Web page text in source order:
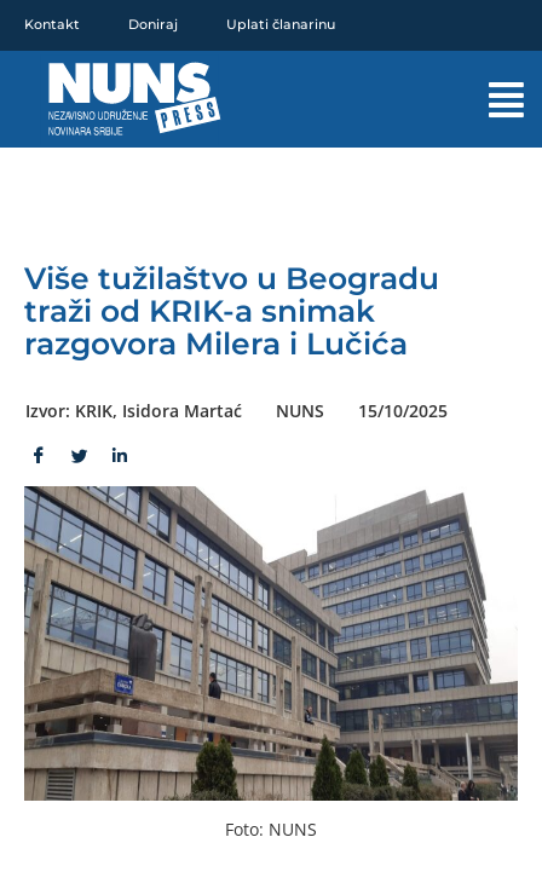
sadržaj
Kontakt Doniraj Uplati članarinu
Više tužilaštvo u Beogradu
traži od KRIK-a snimak
razgovora Milera i Lučića
Izvor: KRIK, Isidora Martać NUNS 15/10/2025
Foto: NUNS